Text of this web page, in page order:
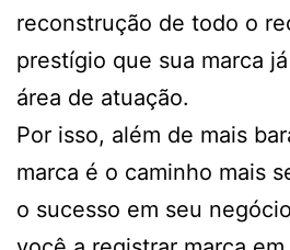
reconstrução de todo o
prestígio que sua marca
área de atuação.
Por isso, além de mais
marca é o caminho mais
o sucesso em seu